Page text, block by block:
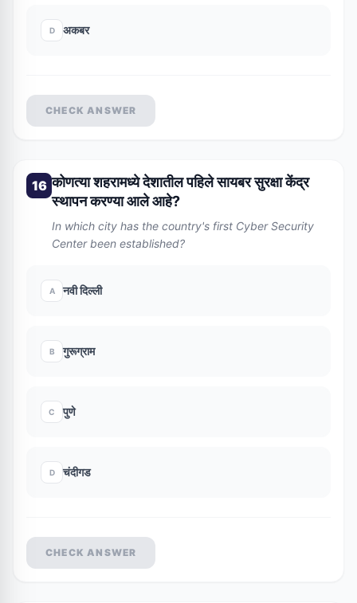
D अकबर
CHECK ANSWER
16 कोणत्या शहरामध्ये देशातील पहिले सायबर सुरक्षा केंद्र
स्थापन करण्या आले आहे?
In which city has the country's first Cyber Security
Center been established?
A नवी दिल्ली
B गुरूग्राम
C पुणे
D चंदीगड
CHECK ANSWER